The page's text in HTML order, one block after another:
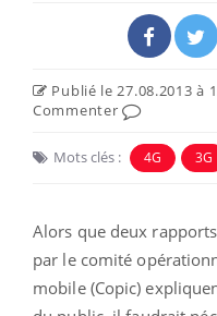
Publié le 27.08.2013 à
Commenter
Mots clés : 4G 3G
Alors que deux
par le comité
mobile (Copic)